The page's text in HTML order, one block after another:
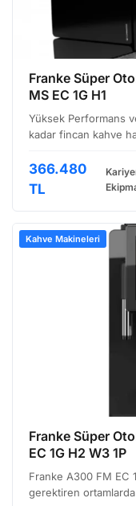
Franke Süper
MS EC 1G H1
Yüksek Performans
kadar fincan kahve
ve homojen
366.480
TL
Kahve Makineleri
Franke Süper
EC 1G H2 W3 1P
Franke A300 FM EC
gerektiren